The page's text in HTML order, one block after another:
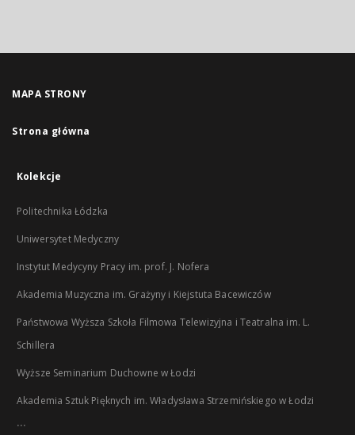
MAPA STRONY
Strona główna
Kolekcje
Politechnika Łódzka
Uniwersytet Medyczny
Instytut Medycyny Pracy im. prof. J. Nofera
Akademia Muzyczna im. Grażyny i Kiejstuta Bacewiczów
Państwowa Wyższa Szkoła Filmowa Telewizyjna i Teatralna im. L.
Schillera
Wyższe Seminarium Duchowne w Łodzi
Akademia Sztuk Pięknych im. Władysława Strzemińskiego w Łodzi
...